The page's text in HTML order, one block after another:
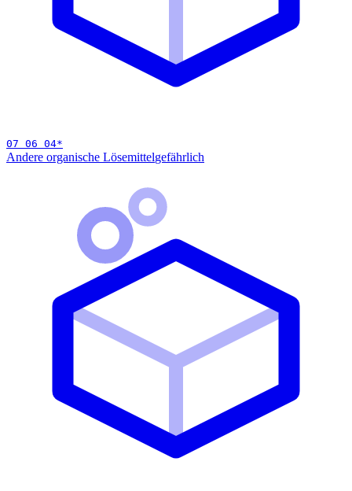
07 06 04*
Andere organische Lösemittelgefährlich